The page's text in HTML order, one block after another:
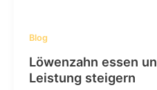
Blog
Löwenzahn essen
Leistung steigern